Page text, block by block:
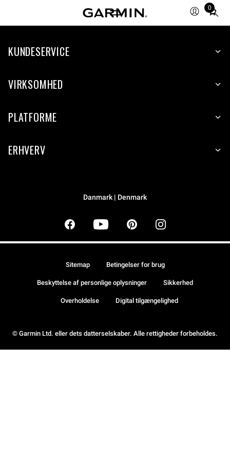
0
Total
items
cart:
KUNDESERVICE
VIRKSOMHED
PLATFORME
ERHVERV
Danmark | Denmark
© Garmin Ltd. eller dets datterselskaber. Alle rettigheder forbeholdes.
Sitemap Betingelser for brug
Beskyttelse af personlige oplysninger Sikkerhed
Overholdelse Digital tilgængelighed